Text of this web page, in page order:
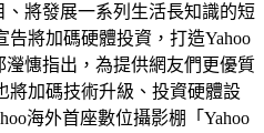
將發展一系列生活長知識的短
告將加碼硬體投資，打造Yahoo
憓指出，為提供網友們更優質
將加碼技術升級、投資硬體設
海外首座數位攝影棚「Yahoo